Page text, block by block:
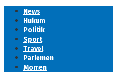
News
Hukum
Politik
Sport
Travel
Parlemen
Momen